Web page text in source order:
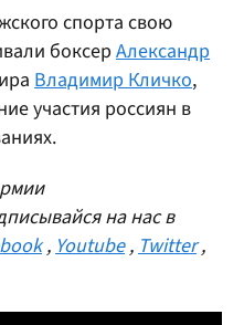
спорта свою
боксерАлександр
Владимир Кличко,
участия россиян в
на нас в
,Youtube ,Twitter ,